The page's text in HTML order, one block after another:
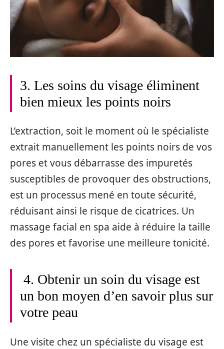
3. Les soins du visage éliminent
bien mieux les points noirs
L’extraction, soit le moment où le spécialiste
extrait manuellement les points noirs de vos
pores et vous débarrasse des impuretés
susceptibles de provoquer des obstructions,
est un processus mené en toute sécurité,
réduisant ainsi le risque de cicatrices. Un
massage facial en spa aide à réduire la taille
des pores et favorise une meilleure tonicité.
4. Obtenir un soin du visage est
un bon moyen d’en savoir plus sur
votre peau
Une visite chez un spécialiste du visage est